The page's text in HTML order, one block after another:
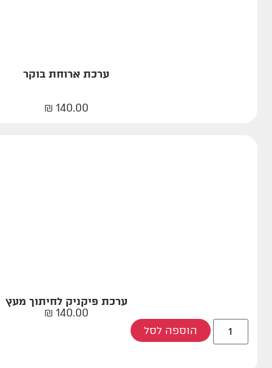
ערכת ארוחת בוקר
140.00
₪
ערכת פיקניק לחיתוך מעץ
140.00
₪
הוספה לסל